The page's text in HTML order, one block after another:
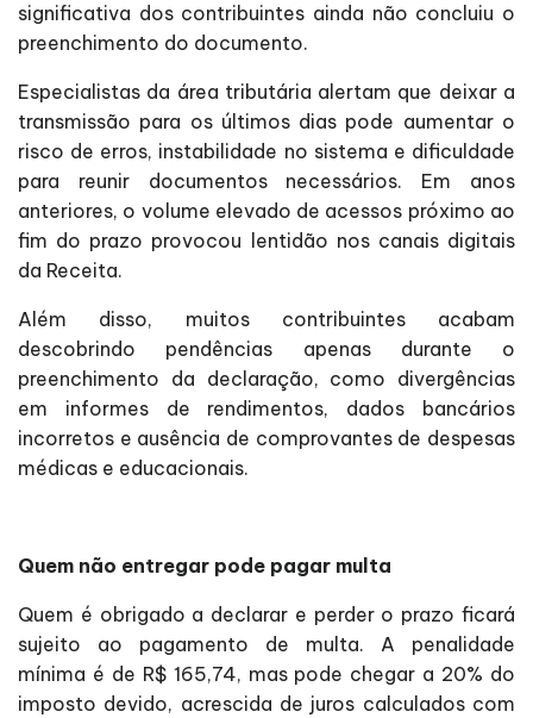
significativa dos contribuintes ainda não concluiu o
preenchimento do documento.
Especialistas da área tributária alertam que deixar a
transmissão para os últimos dias pode aumentar o
risco de erros, instabilidade no sistema e dificuldade
para reunir documentos necessários. Em anos
anteriores, o volume elevado de acessos próximo ao
fim do prazo provocou lentidão nos canais digitais
da Receita.
Além disso, muitos contribuintes acabam
descobrindo pendências apenas durante o
preenchimento da declaração, como divergências
em informes de rendimentos, dados bancários
incorretos e ausência de comprovantes de despesas
médicas e educacionais.
Quem não entregar pode pagar multa
Quem é obrigado a declarar e perder o prazo ficará
sujeito ao pagamento de multa. A penalidade
mínima é de R$ 165,74, mas pode chegar a 20% do
imposto devido, acrescida de juros calculados com